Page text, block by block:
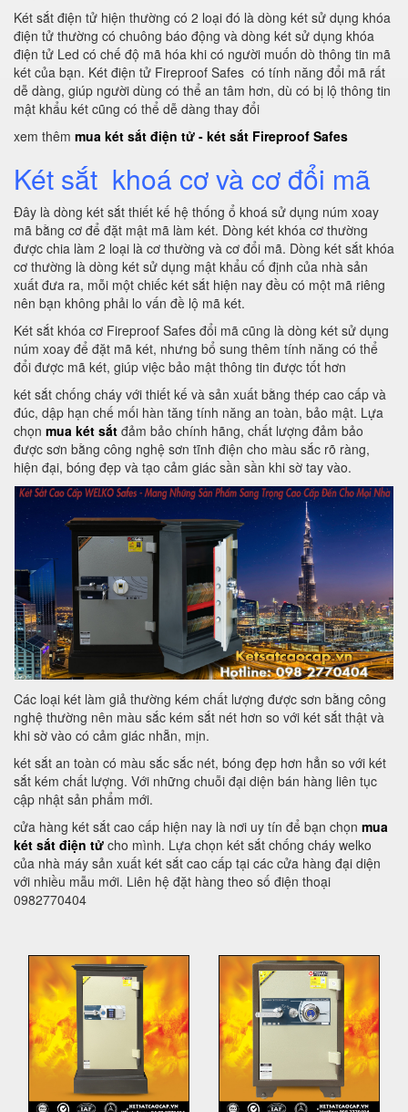
Két sắt điện tử hiện thường có 2 loại đó là dòng két sử dụng khóa
điện tử thường có chuông báo động và dòng két sử dụng khóa
điện tử Led có chế độ mã hóa khi có người muốn dò thông tin mã
két của bạn. Két điện tử Fireproof Safes có tính năng đổi mã rất
dễ dàng, giúp người dùng có thể an tâm hơn, dù có bị lộ thông tin
mật khẩu két cũng có thể dễ dàng thay đổi
xem thêm mua két sắt điện tử - két sắt Fireproof Safes
Két sắt khoá cơ và cơ đổi mã
Đây là dòng két sắt thiết kế hệ thống ổ khoá sử dụng núm xoay
mã bằng cơ để đặt mật mã làm két. Dòng két khóa cơ thường
được chia làm 2 loại là cơ thường và cơ đổi mã. Dòng két sắt khóa
cơ thường là dòng két sử dụng mật khẩu cố định của nhà sản
xuất đưa ra, mỗi một chiếc két sắt hiện nay đều có một mã riêng
nên bạn không phải lo vấn đề lộ mã két.
Két sắt khóa cơ Fireproof Safes đổi mã cũng là dòng két sử dụng
núm xoay để đặt mã két, nhưng bổ sung thêm tính năng có thể
đổi được mã két, giúp việc bảo mật thông tin được tốt hơn
két sắt chống cháy với thiết kế và sản xuất bằng thép cao cấp và
đúc, dập hạn chế mối hàn tăng tính năng an toàn, bảo mật. Lựa
chọn mua két sắt đảm bảo chính hãng, chất lượng đảm bảo
được sơn bằng công nghệ sơn tĩnh điện cho màu sắc rõ ràng,
hiện đại, bóng đẹp và tạo cảm giác sần sần khi sờ tay vào.
Các loại két làm giả thường kém chất lượng được sơn bằng công
nghệ thường nên màu sắc kém sắt nét hơn so với két sắt thật và
khi sờ vào có cảm giác nhẵn, mịn.
két sắt an toàn có màu sắc sắc nét, bóng đẹp hơn hẳn so với két
sắt kém chất lượng. Với những chuỗi đại diện bán hàng liên tục
cập nhật sản phẩm mới.
cửa hàng két sắt cao cấp hiện nay là nơi uy tín để bạn chọn mua
két sắt điện tử cho mình. Lựa chọn két sắt chống cháy welko
của nhà máy sản xuất két sắt cao cấp tại các cửa hàng đại diện
với nhiều mẫu mới. Liên hệ đặt hàng theo số điện thoại
0982770404